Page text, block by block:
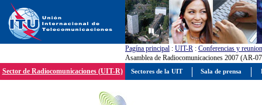
Pagína principal : UIT-R : Conferencias y
Asamblea de Radiocomunicaciones 2007 (AR-
Sector de Radiocomunicaciones (UIT-R)
Sectores de la UIT Sala de prensa